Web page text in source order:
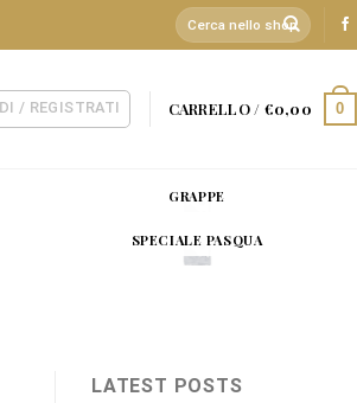
Cerca:
/ REGISTRATI CARRELLO / €0,00 0
GRAPPE
SPECIALE PASQUA
LATEST POSTS